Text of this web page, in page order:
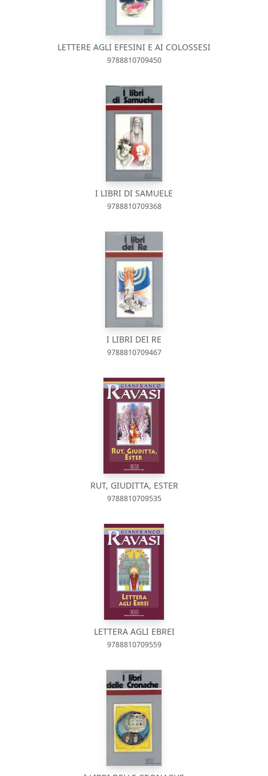
LETTERE AGLI EFESINI E AI COLOSSESI
9788810709450
I LIBRI DI SAMUELE
9788810709368
I LIBRI DEI RE
9788810709467
RUT, GIUDITTA, ESTER
9788810709535
LETTERA AGLI EBREI
9788810709559